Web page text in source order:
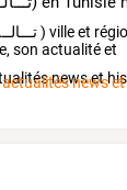
) villeet
son actualitéet
news et